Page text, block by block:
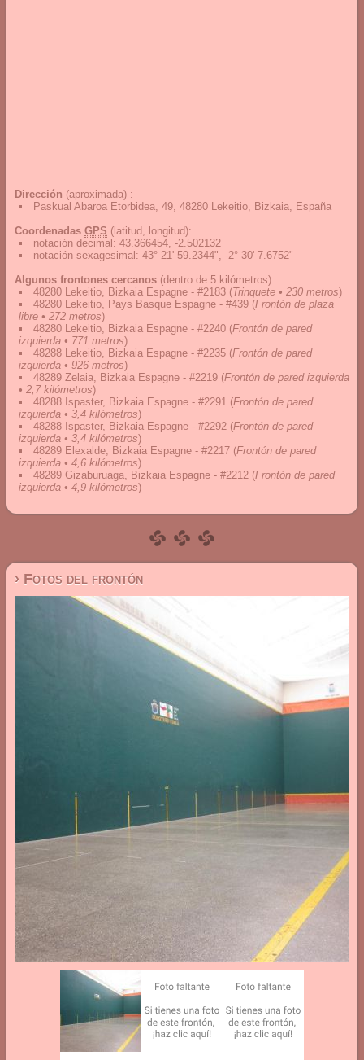
Dirección (aproximada) :
Paskual Abaroa Etorbidea, 49, 48280 Lekeitio, Bizkaia, España
Coordenadas GPS (latitud, longitud):
notación decimal : 43.366454, -2.502132
notación sexagesimal : 43° 21' 59.2344", -2° 30' 7.6752"
Algunos frontones cercanos (dentro de 5 kilómetros)
48280 Lekeitio, Bizkaia Espagne - #2183 (Trinquete • 230 metros)
48280 Lekeitio, Pays Basque Espagne - #439 (Frontón de plaza
libre • 272 metros)
48280 Lekeitio, Bizkaia Espagne - #2240 (Frontón de pared
izquierda • 771 metros)
48288 Lekeitio, Bizkaia Espagne - #2235 (Frontón de pared
izquierda • 926 metros)
48289 Zelaia, Bizkaia Espagne - #2219 (Frontón de pared izquierda
• 2,7 kilómetros)
48288 Ispaster, Bizkaia Espagne - #2291 (Frontón de pared
izquierda • 3,4 kilómetros)
48288 Ispaster, Bizkaia Espagne - #2292 (Frontón de pared
izquierda • 3,4 kilómetros)
48289 Elexalde, Bizkaia Espagne - #2217 (Frontón de pared
izquierda • 4,6 kilómetros)
48289 Gizaburuaga, Bizkaia Espagne - #2212 (Frontón de pared
izquierda • 4,9 kilómetros)
› Fotos del frontón